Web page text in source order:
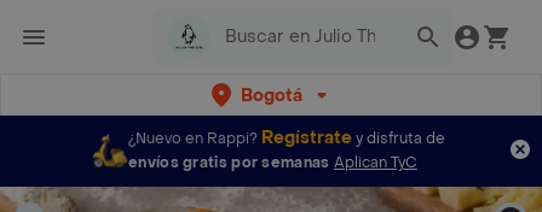
Bogotá
¿Nuevo en Rappi? Regístratey disfruta de
envíos gratis por semanas Aplican TyC